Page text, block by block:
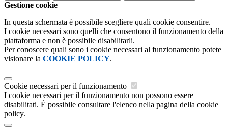
Gestione cookie
In questa schermata è possibile scegliere quali cookie consentire.
I cookie necessari sono quelli che consentono il funzionamento della
piattaforma e non è possibile disabilitarli.
Per conoscere quali sono i cookie necessari al funzionamento potete
visionare la COOKIE POLICY.
Cookie necessari per il funzionamento
I cookie necessari per il funzionamento non possono essere
disabilitati. È possibile consultare l'elenco nella pagina della cookie
policy.